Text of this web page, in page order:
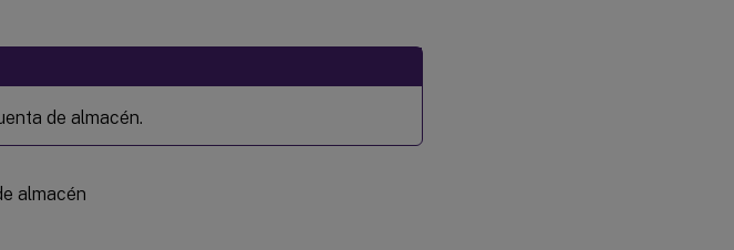
de almacén.